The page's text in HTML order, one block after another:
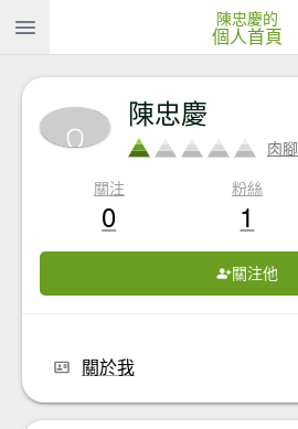
陳忠慶的
個人首頁
陳忠慶
肉腳
關注
0
粉絲
1
關注他
關於我